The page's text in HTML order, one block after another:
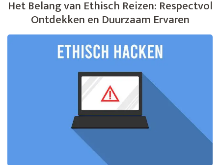
Het Belang van Ethisch Reizen: Respectvol
Ontdekken en Duurzaam Ervaren